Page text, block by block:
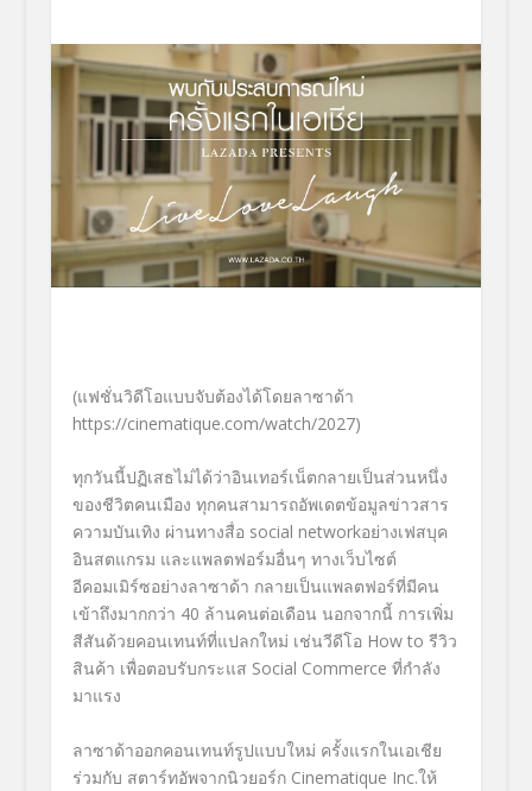
(แฟชั่นวิดีโอแบบจับต้องได้โดยลาซาด้า
https://cinematique.com/watch/2027)
ทุกวันนี้ปฏิเสธไม่ได้ว่าอินเทอร์เน็ตกลายเป็นส่วนหนึ่ง
ของชีวิตคนเมือง ทุกคนสามารถอัพเดตข้อมูลข่าวสาร
ความบันเทิง ผ่านทางสื่อ social networkอย่างเฟสบุค
อินสตแกรม และแพลตฟอร์มอื่นๆ ทางเว็บไซต์
อีคอมเมิร์ซอย่างลาซาด้า กลายเป็นแพลตฟอร์ที่มีคน
เข้าถึงมากกว่า 40 ล้านคนต่อเดือน นอกจากนี้ การเพิ่ม
สีสันด้วยคอนเทนท์ที่แปลกใหม่ เช่นวีดีโอ How to รีวิว
สินค้า เพื่อตอบรับกระแส Social Commerce ที่กำลัง
มาแรง
ลาซาด้าออกคอนเทนท์รูปแบบใหม่ ครั้งแรกในเอเชีย
ร่วมกับ สตาร์ทอัพจากนิวยอร์ก Cinematique Inc.ให้